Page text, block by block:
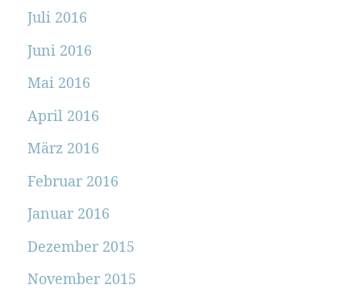
Juli 2016
Juni 2016
Mai 2016
April 2016
März 2016
Februar 2016
Januar 2016
Dezember 2015
November 2015